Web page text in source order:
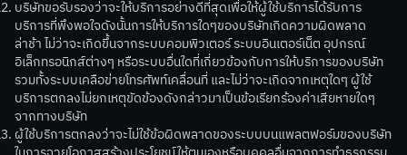
บริษัทขอรับรองว่าจะให้บริการอย่างดีที่สุดเพื่อให้ผู้ใช้บริการได้รับการ
บริการที่พึงพอใจดังนั้นการให้บริการใดๆของบริษัทเกิดความผิดพลาด
ล่าช้า ไม่ว่าจะเกิดขึ้นจากระบบคอมพิวเตอร์ ระบบอินเตอร์เน็ต อุปกรณ์
อิเล็กทรอนิกส์ต่างๆ หรือระบบอื่นใดที่เกี่ยวข้องกับการให้บริการของบริษัท
รวมทั้งระบบเคลือข่ายโทรศัพท์เคลื่อนที่ และไม่ว่าจะเกิดจากเหตุใดๆ ผู้ใช้
บริการตกลงไม่ยกเหตุขัดข้องดังกล่าวมาเป็นข้อเรียกร้องค่าเสียหายใดๆ
จากทางบริษัท
ผู้ใช้บริการตกลงว่าจะไม่ใช้ข้อผิดพลาดของระบบบนแพลตฟอร์มของบริษัท